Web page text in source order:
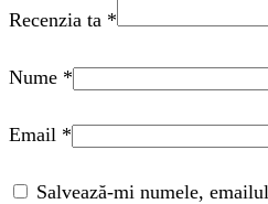
Recenzia ta *
Nume *
Email *
Salvează-mi numele,